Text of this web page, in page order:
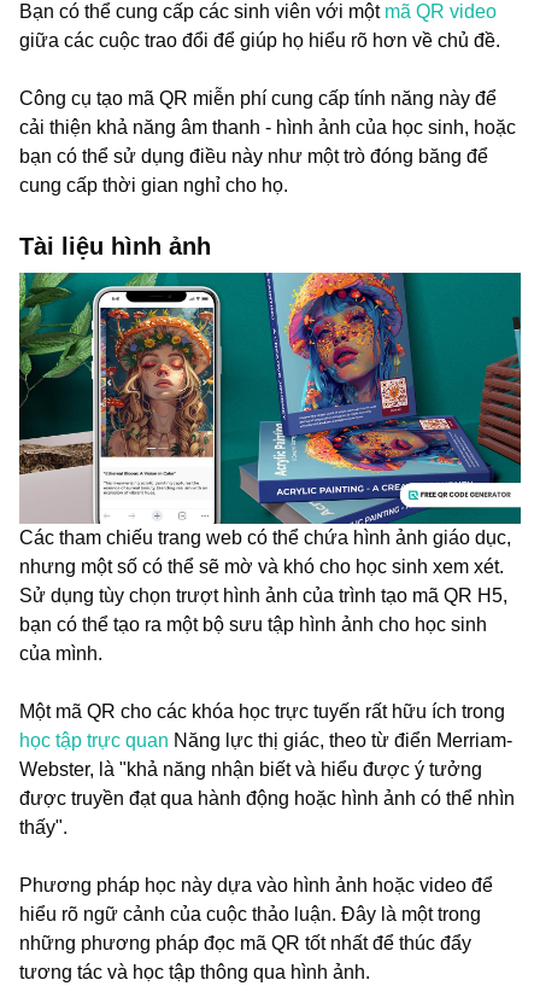
Bạn có thể cung cấp các sinh viên với một mã QR video
giữa các cuộc trao đổi để giúp họ hiểu rõ hơn về chủ đề.
Công cụ tạo mã QR miễn phí cung cấp tính năng này để
cải thiện khả năng âm thanh - hình ảnh của học sinh, hoặc
bạn có thể sử dụng điều này như một trò đóng băng để
cung cấp thời gian nghỉ cho họ.
Tài liệu hình ảnh
Các tham chiếu trang web có thể chứa hình ảnh giáo dục,
nhưng một số có thể sẽ mờ và khó cho học sinh xem xét.
Sử dụng tùy chọn trượt hình ảnh của trình tạo mã QR H5,
bạn có thể tạo ra một bộ sưu tập hình ảnh cho học sinh
của mình.
Một mã QR cho các khóa học trực tuyến rất hữu ích trong
học tập trực quan Năng lực thị giác, theo từ điển Merriam-
Webster, là "khả năng nhận biết và hiểu được ý tưởng
được truyền đạt qua hành động hoặc hình ảnh có thể nhìn
thấy".
Phương pháp học này dựa vào hình ảnh hoặc video để
hiểu rõ ngữ cảnh của cuộc thảo luận. Đây là một trong
những phương pháp đọc mã QR tốt nhất để thúc đẩy
tương tác và học tập thông qua hình ảnh.